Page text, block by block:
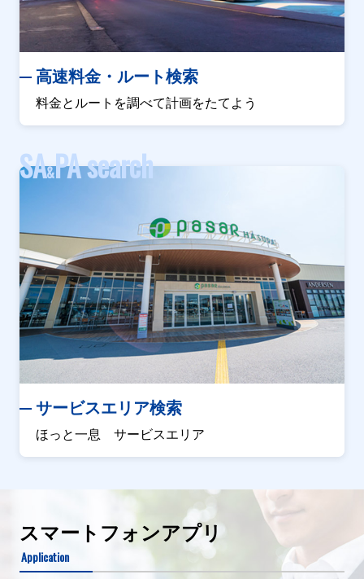
高速料金・ルート検索
料金とルートを調べて計画をたてよう
SA&PA search
サービスエリア検索
ほっと一息 サービスエリア
スマートフォンアプリ
Application